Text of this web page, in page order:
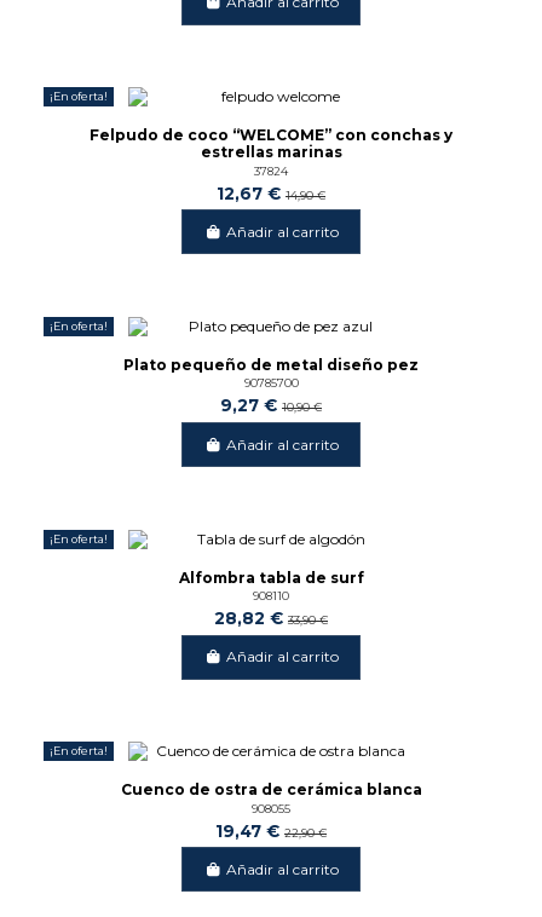
¡En oferta!
Felpudo de coco “WELCOME” con conchas y
estrellas marinas
37824
12,67 € 14,90 €
Añadir al carrito
¡En oferta!
Plato pequeño de metal diseño pez
90785700
9,27 € 10,90 €
Añadir al carrito
¡En oferta!
Alfombra tabla de surf
908110
28,82 € 33,90 €
Añadir al carrito
¡En oferta!
Cuenco de ostra de cerámica blanca
908055
19,47 € 22,90 €
Añadir al carrito